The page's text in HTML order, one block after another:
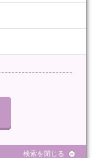
検索を閉じる